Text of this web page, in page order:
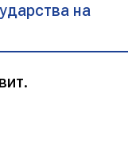
на